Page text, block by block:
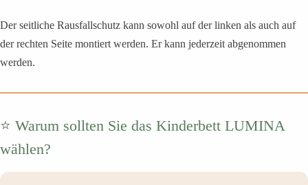
Der seitliche Rausfallschutz kann sowohl auf der linken als auch auf
der rechten Seite montiert werden. Er kann jederzeit abgenommen
werden.
⭐ Warum sollten Sie das Kinderbett LUMINA
wählen?